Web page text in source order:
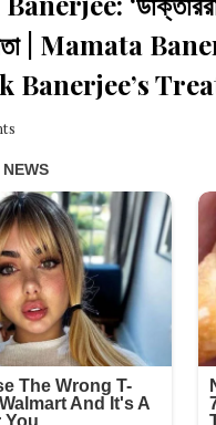
| Mamata
Banerjee’s